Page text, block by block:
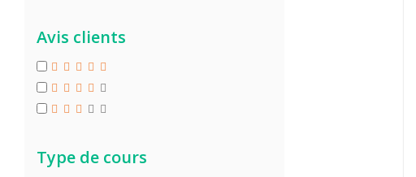
Avis clients
Type de cours